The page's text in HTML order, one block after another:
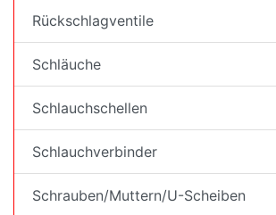
Rückschlagventile
Schläuche
Schlauchschellen
Schlauchverbinder
Schrauben/Muttern/U-Scheiben